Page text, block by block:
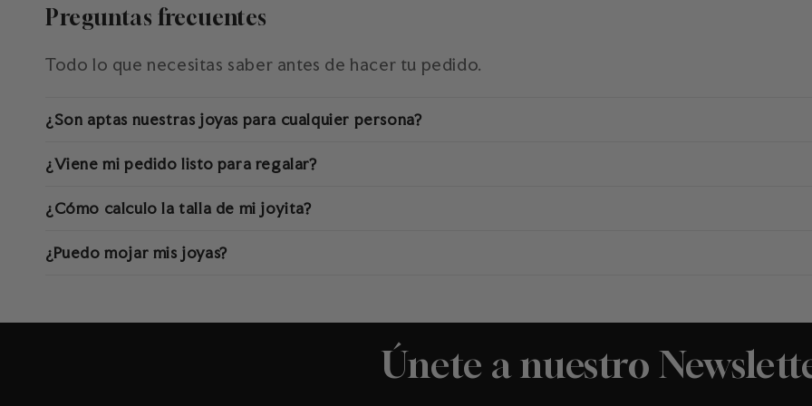
Preguntas frecuentes
Todo lo que necesitas saber antes de hacer tu pedido.
¿Son aptas nuestras joyas para cualquier persona?
¿Viene mi pedido listo para regalar?
¿Cómo calculo la talla de mi joyita?
¿Puedo mojar mis joyas?
Únete a nuestro